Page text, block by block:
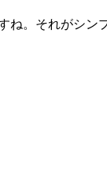
ね。それがシン